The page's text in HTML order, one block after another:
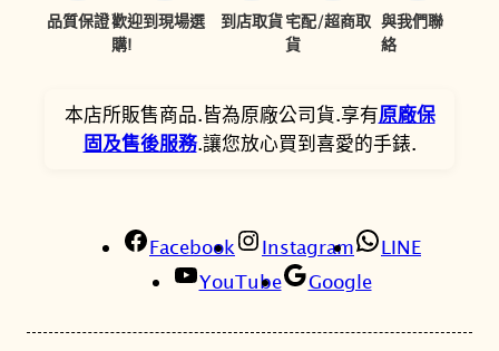
0
9
2
。
m
i
c
a
o
n
q
品質保證歡迎到現場選
購!
到店取貨宅配/超商取
貨
與我們聯
絡
本店所販售商品.皆為原廠公司貨.享有原廠保
固及售後服務.讓您放心買到喜愛的手錶.
Facebook Instagram
LINE
YouTube
Google